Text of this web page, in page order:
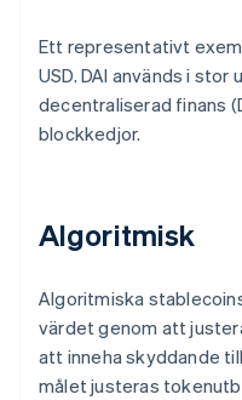
Ett representativt
USD. DAI används i
decentraliserad finans
blockkedjor.
Algoritmisk
Algoritmiska
värdet genom att
att inneha skyddande
målet justeras